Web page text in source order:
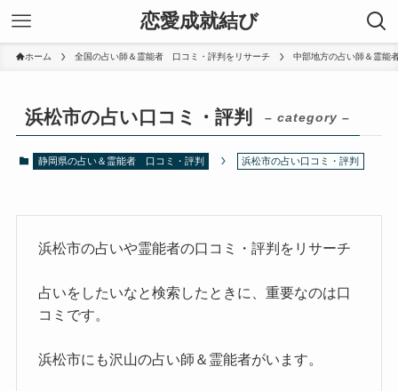
恋愛成就結び
ホーム 全国の占い師＆霊能者 口コミ・評判をリサーチ 中部地方の占い師＆霊能
浜松市の占い口コミ・評判 – category –
静岡県の占い＆霊能者 口コミ・評判 浜松市の占い口コミ・評判
浜松市の占いや霊能者の口コミ・評判をリサーチ
占いをしたいなと検索したときに、重要なのは口
コミです。
浜松市にも沢山の占い師＆霊能者がいます。